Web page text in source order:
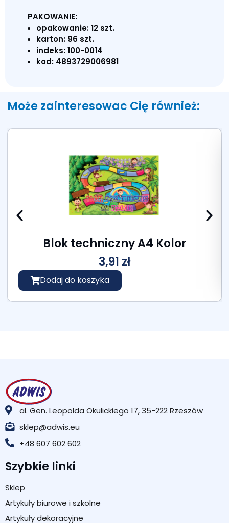
PAKOWANIE:
opakowanie: 12 szt.
karton: 96 szt.
indeks: 100-0014
kod: 4893729006981
Może zainteresowac Cię również:
Blok techniczny A4 Kolor
3,91 zł
Dodaj do koszyka
al. Gen. Leopolda Okulickiego 17, 35-222 Rzeszów
sklep@adwis.eu
+48 607 602 602
Szybkie linki
Sklep
Artykuły biurowe i szkolne
Artykuły dekoracyjne